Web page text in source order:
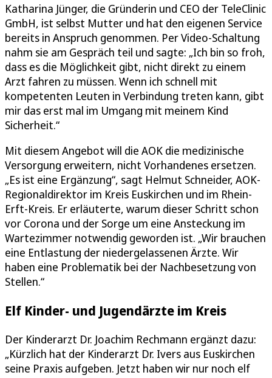
Katharina Jünger, die Gründerin und CEO der TeleClinic
GmbH, ist selbst Mutter und hat den eigenen Service
bereits in Anspruch genommen. Per Video-Schaltung
nahm sie am Gespräch teil und sagte: „Ich bin so froh,
dass es die Möglichkeit gibt, nicht direkt zu einem
Arzt fahren zu müssen. Wenn ich schnell mit
kompetenten Leuten in Verbindung treten kann, gibt
mir das erst mal im Umgang mit meinem Kind
Sicherheit.“
Mit diesem Angebot will die AOK die medizinische
Versorgung erweitern, nicht Vorhandenes ersetzen.
„Es ist eine Ergänzung“, sagt Helmut Schneider, AOK-
Regionaldirektor im Kreis Euskirchen und im Rhein-
Erft-Kreis. Er erläuterte, warum dieser Schritt schon
vor Corona und der Sorge um eine Ansteckung im
Wartezimmer notwendig geworden ist. „Wir brauchen
eine Entlastung der niedergelassenen Ärzte. Wir
haben eine Problematik bei der Nachbesetzung von
Stellen.“
Elf Kinder- und Jugendärzte im Kreis
Der Kinderarzt Dr. Joachim Rechmann ergänzt dazu:
„Kürzlich hat der Kinderarzt Dr. Ivers aus Euskirchen
seine Praxis aufgeben. Jetzt haben wir nur noch elf